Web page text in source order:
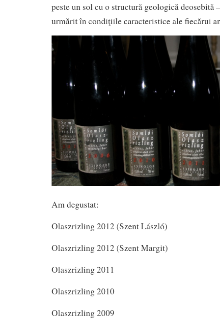
peste un sol cu o structură geologică deosebită
urmărit în condiţiile caracteristice ale fiecărui
Am degustat:
Olaszrizling 2012 (Szent László)
Olaszrizling 2012 (Szent Margit)
Olaszrizling 2011
Olaszrizling 2010
Olaszrizling 2009